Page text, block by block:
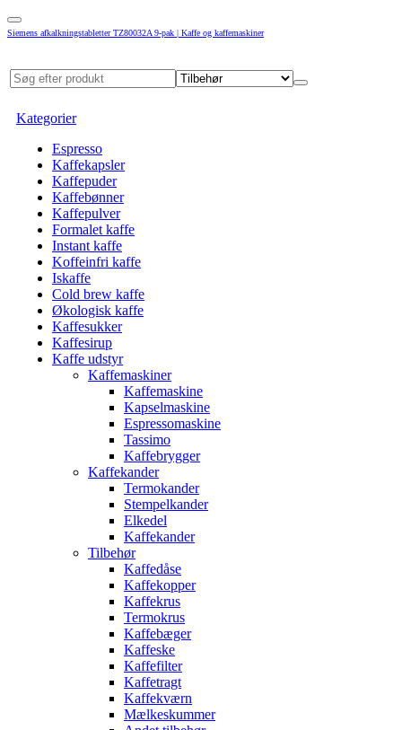
Siemens afkalkningstabletter TZ80032A 9-pak | Kaffe og kaffemaskiner
Kategorier
Espresso
Kaffekapsler
Kaffepuder
Kaffebønner
Kaffepulver
Formalet kaffe
Instant kaffe
Koffeinfri kaffe
Iskaffe
Cold brew kaffe
Økologisk kaffe
Kaffesukker
Kaffesirup
Kaffe udstyr
Kaffemaskiner
Kaffemaskine
Kapselmaskine
Espressomaskine
Tassimo
Kaffebrygger
Kaffekander
Termokander
Stempelkander
Elkedel
Kaffekander
Tilbehør
Kaffedåse
Kaffekopper
Kaffekrus
Termokrus
Kaffebæger
Kaffeske
Kaffefilter
Kaffetragt
Kaffekværn
Mælkeskummer